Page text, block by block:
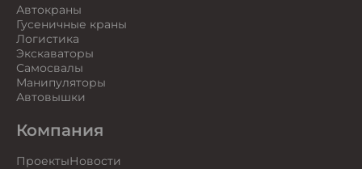
Автокраны
Гусеничные краны
Логистика
Экскаваторы
Самосвалы
Манипуляторы
Автовышки
Компания
ПроектыНовости